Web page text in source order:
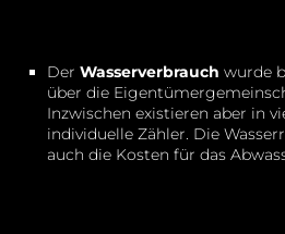
Der Wasserverbrauch wurde
über die
Inzwischen existieren aber in
individuelle Zähler. Die
auch die Kosten für das